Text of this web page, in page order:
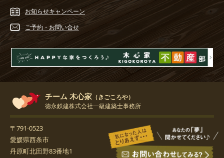
お知らせキャンペーン
ご予約・ お問い合せ
チーム 木心家 （きごころや）
徳永鉄建株式会社一級建築士事務所
〒791-0523
愛媛県西条市
丹原町北田野83番地1